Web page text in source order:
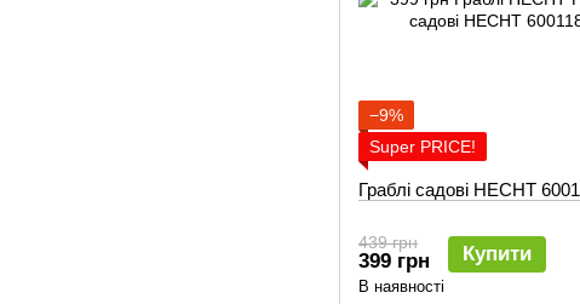
−9%
Super PRICE!
Граблі садові HECHT
439 грн
399 грн Купити
В наявності